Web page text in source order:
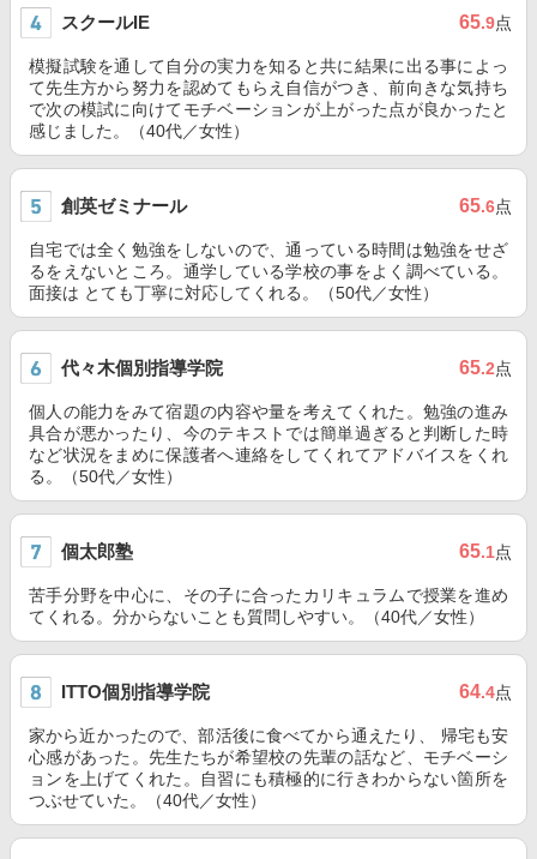
スクールIE 65.9点
模擬試験を通して自分の実力を知ると共に結果に出る事によっ
て先生方から努力を認めてもらえ自信がつき、前向きな気持ち
で次の模試に向けてモチベーションが上がった点が良かったと
感じました。（40代／女性）
創英ゼミナール 65.6点
自宅では全く勉強をしないので、通っている時間は勉強をせざ
るをえないところ。通学している学校の事をよく調べている。
面接は とても丁寧に対応してくれる。（50代／女性）
代々木個別指導学院 65.2点
個人の能力をみて宿題の内容や量を考えてくれた。勉強の進み
具合が悪かったり、今のテキストでは簡単過ぎると判断した時
など状況をまめに保護者へ連絡をしてくれてアドバイスをくれ
る。（50代／女性）
個太郎塾 65.1点
苦手分野を中心に、その子に合ったカリキュラムで授業を進め
てくれる。分からないことも質問しやすい。（40代／女性）
ITTO個別指導学院 64.4点
家から近かったので、部活後に食べてから通えたり、 帰宅も安
心感があった。先生たちが希望校の先輩の話など、モチベーシ
ョンを上げてくれた。自習にも積極的に行きわからない箇所を
つぶせていた。（40代／女性）